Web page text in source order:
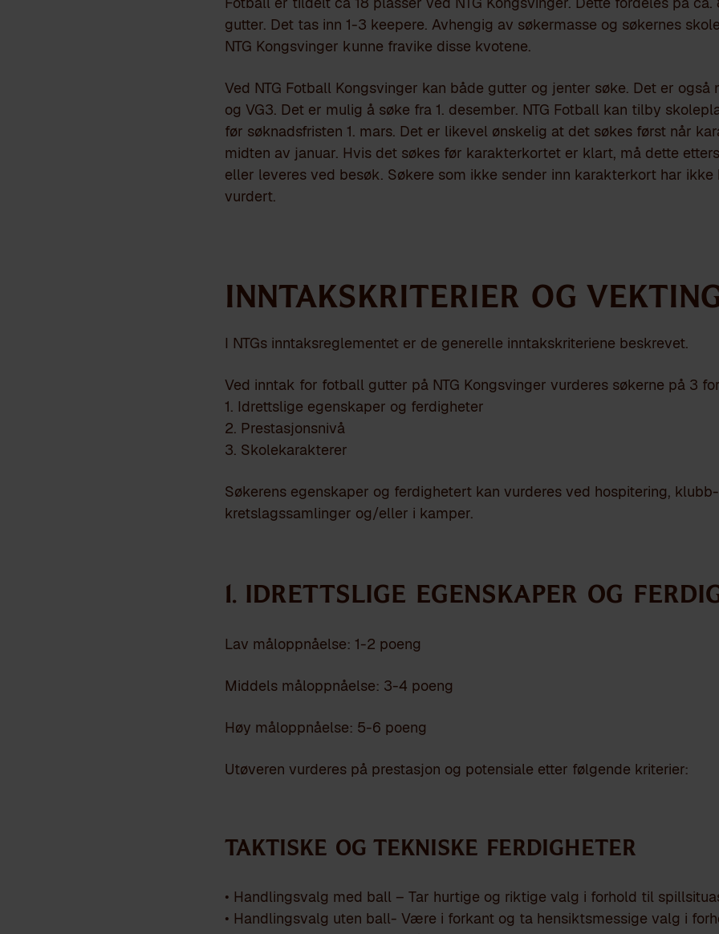
gutter. Det tas inn 1-3 keepere. Avhengig av søkermasse og søkernes
NTG Kongsvinger kunne fravike disse kvotene.
Ved NTG Fotball Kongsvinger kan både gutter og jenter søke. Det er også
og VG3. Det er mulig å søke fra 1. desember. NTG Fotball kan tilby
før søknadsfristen 1. mars. Det er likevel ønskelig at det søkes først når
midten av januar. Hvis det søkes før karakterkortet er klart, må dette
eller leveres ved besøk. Søkere som ikke sender inn karakterkort har ikke
vurdert.
Inntakskriterier og
I NTGs inntaksreglementet er de generelle inntakskriteriene beskrevet.
Ved inntak for fotball gutter på NTG Kongsvinger vurderes søkerne på 3
1. Idrettslige egenskaper og ferdigheter
2. Prestasjonsnivå
3. Skolekarakterer
Søkerens egenskaper og ferdighetert kan vurderes ved hospitering,
kretslagssamlinger og/eller i kamper.
1. Idrettslige egenskaper og
Lav måloppnåelse: 1-2 poeng
Middels måloppnåelse: 3-4 poeng
Høy måloppnåelse: 5-6 poeng
Utøveren vurderes på prestasjon og potensiale etter følgende kriterier:
Taktiske og tekniske ferdigheter
• Handlingsvalg med ball – Tar hurtige og riktige valg i forhold til
• Handlingsvalg uten ball- Være i forkant og ta hensiktsmessige valg i